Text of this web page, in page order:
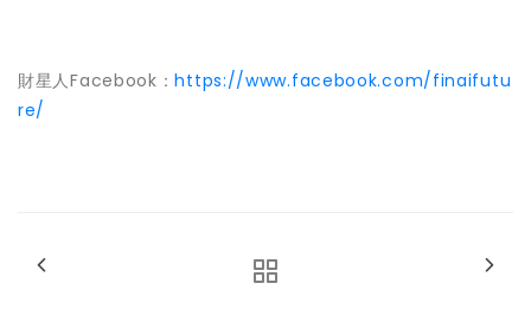
財星人Facebook：https://www.facebook.com/finaifutu
re/